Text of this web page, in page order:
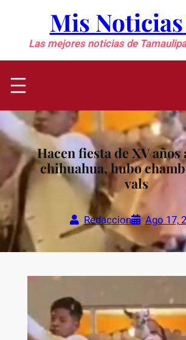
contenido
Mis
Las mejores noticias de
Hacen fiesta de XV
chihuahua, hubo
vals
Redaccion Ago 17,